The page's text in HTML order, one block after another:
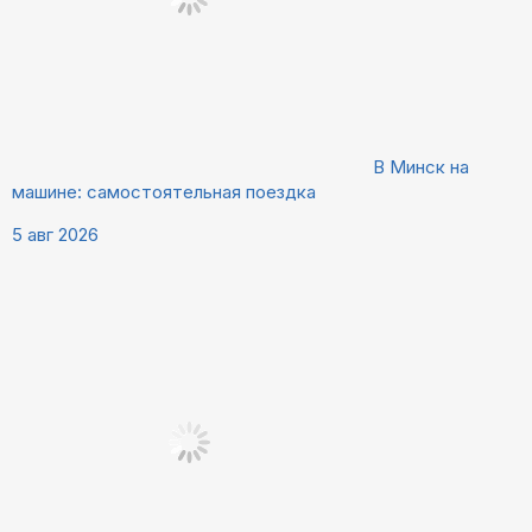
В Минск на
машине: самостоятельная поездка
5 авг 2026